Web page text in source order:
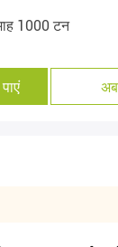
1000 टन